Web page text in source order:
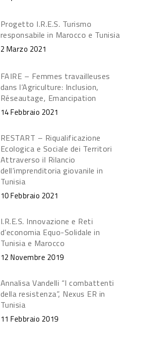
Progetto I.R.E.S. Turismo
responsabile in Marocco e Tunisia
2 Marzo 2021
FAIRE – Femmes travailleuses
dans l’Agriculture: Inclusion,
Réseautage, Emancipation
14 Febbraio 2021
RESTART – Riqualificazione
Ecologica e Sociale dei Territori
Attraverso il Rilancio
dell’imprenditoria giovanile in
Tunisia
10 Febbraio 2021
I.R.E.S. Innovazione e Reti
d’economia Equo-Solidale in
Tunisia e Marocco
12 Novembre 2019
Annalisa Vandelli “I combattenti
della resistenza”, Nexus ER in
Tunisia
11 Febbraio 2019